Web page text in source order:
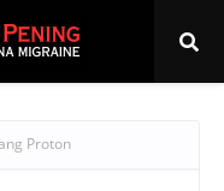
Proton